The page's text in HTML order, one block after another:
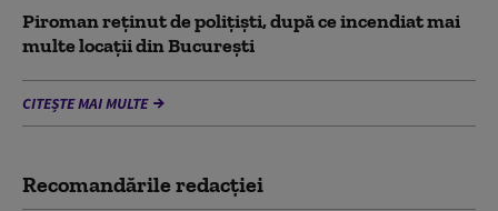
Piroman reţinut de poliţişti, după ce incendiat mai
multe locaţii din București
CITEȘTE MAI MULTE
Recomandările redacţiei